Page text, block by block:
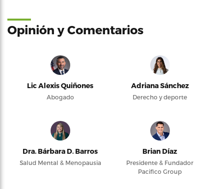
Opinión y Comentarios
Lic Alexis Quiñones
Abogado
Adriana Sánchez
Derecho y deporte
Dra. Bárbara D. Barros
Salud Mental & Menopausia
Brian Díaz
Presidente & Fundador
Pacifico Group